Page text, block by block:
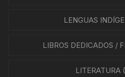
LENGUAS
LIBROS DEDICADOS /
LITERATURA